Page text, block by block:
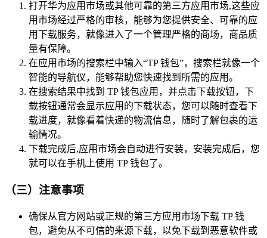
打开华为应用市场或其他可靠的第三方应用市场,这些应
用市场经过严格的审核，能够为您提供安全、可靠的应
用下载服务，就像进入了一个管理严格的商场，商品质
量有保障。
在应用市场的搜索栏中输入“TP 钱包”，搜索栏就像一个
智能的导航仪，能够帮助您快速找到所需的应用。
在搜索结果中找到 TP 钱包应用，并点击下载按钮，下
载按钮通常会显示应用的下载状态，您可以随时查看下
载进度，就像看着快递的物流信息，随时了解包裹的运
输情况。
下载完成后,应用市场会自动进行安装，安装完成后，您
就可以在手机上使用 TP 钱包了。
（三）注意事项
确保从官方网站或正规的第三方应用市场下载 TP 钱
包，避免从不可信的来源下载，以免下载到恶意软件或